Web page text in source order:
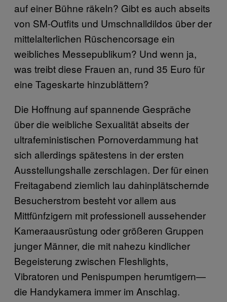
auf einer Bühne räkeln? Gibt es auch abseits
von SM-Outfits und Umschnalldildos über der
mittelalterlichen Rüschencorsage ein
weibliches Messepublikum? Und wenn ja,
was treibt diese Frauen an, rund 35 Euro für
eine Tageskarte hinzublättern?
Die Hoffnung auf spannende Gespräche
über die weibliche Sexualität abseits der
ultrafeministischen Pornoverdammung hat
sich allerdings spätestens in der ersten
Ausstellungshalle zerschlagen. Der für einen
Freitagabend ziemlich lau dahinplätschernde
Besucherstrom besteht vor allem aus
Mittfünfzigern mit professionell aussehender
Kameraausrüstung oder größeren Gruppen
junger Männer, die mit nahezu kindlicher
Begeisterung zwischen Fleshlights,
Vibratoren und Penispumpen herumtigern—
die Handykamera immer im Anschlag.